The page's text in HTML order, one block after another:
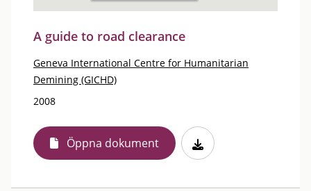
A guide to road clearance
Geneva International Centre for Humanitarian
Demining (GICHD)
2008
Öppna dokument